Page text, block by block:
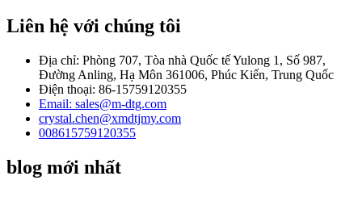
Liên hệ với chúng tôi
Địa chỉ: Phòng 707, Tòa nhà Quốc tế Yulong 1, Số 987,
Đường Anling, Hạ Môn 361006, Phúc Kiến, Trung Quốc
Điện thoại: 86-15759120355
Email: sales@m-dtg.com
crystal.chen@xmdtjmy.com
008615759120355
blog mới nhất